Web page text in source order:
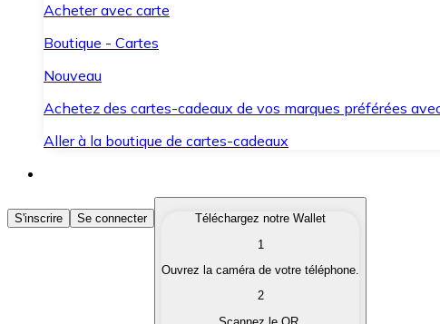
Acheter avec carte
Boutique - Cartes
Nouveau
Achetez des cartes-cadeaux de vos marques préférées
Aller à la boutique de cartes-cadeaux
Acheter des Cryptomonnaies
Achetez les cryptomonnaies qui vous intéressent
Convertissez vos cryptomonnaies en monnaie fiduciaire
S'inscrire Se connecter
Téléchargez notre Wallet
1
Ouvrez la caméra de votre téléphone.
2